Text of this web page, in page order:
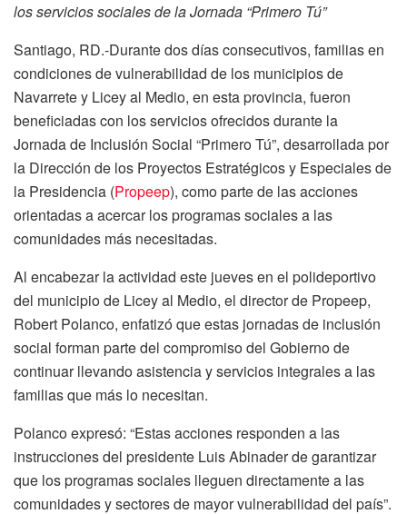
los servicios sociales de la Jornada “Primero Tú”
Santiago, RD.-Durante dos días consecutivos, familias en
condiciones de vulnerabilidad de los municipios de
Navarrete y Licey al Medio, en esta provincia, fueron
beneficiadas con los servicios ofrecidos durante la
Jornada de Inclusión Social “Primero Tú”, desarrollada por
la Dirección de los Proyectos Estratégicos y Especiales de
la Presidencia (Propeep), como parte de las acciones
orientadas a acercar los programas sociales a las
comunidades más necesitadas.
Al encabezar la actividad este jueves en el polideportivo
del municipio de Licey al Medio, el director de Propeep,
Robert Polanco, enfatizó que estas jornadas de inclusión
social forman parte del compromiso del Gobierno de
continuar llevando asistencia y servicios integrales a las
familias que más lo necesitan.
Polanco expresó: “Estas acciones responden a las
instrucciones del presidente Luis Abinader de garantizar
que los programas sociales lleguen directamente a las
comunidades y sectores de mayor vulnerabilidad del país”.